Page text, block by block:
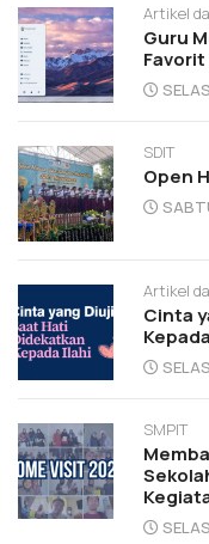
Artikel
Guru
SDIT
Open
Artikel
Cinta
SMPIT